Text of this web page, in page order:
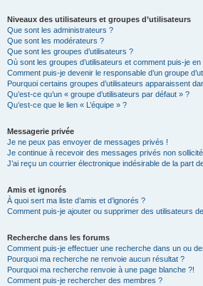
Niveaux des utilisateurs et groupes d’utilisateurs
Que sont les administrateurs ?
Que sont les modérateurs ?
Que sont les groupes d’utilisateurs ?
Où sont les groupes d’utilisateurs et comment puis-je
Comment puis-je devenir le responsable d’un groupe
Pourquoi certains groupes d’utilisateurs apparaissent
Qu’est-ce qu’un « groupe d’utilisateurs par défaut » ?
Qu’est-ce que le lien « L’équipe » ?
Messagerie privée
Je ne peux pas envoyer de messages privés !
Je continue à recevoir des messages privés non
J’ai reçu un courrier électronique indésirable de la part
Amis et ignorés
À quoi sert ma liste d’amis et d’ignorés ?
Comment puis-je ajouter ou supprimer des utilisateurs
Recherche dans les forums
Comment puis-je effectuer une recherche dans un ou
Pourquoi ma recherche ne renvoie aucun résultat ?
Pourquoi ma recherche renvoie à une page blanche ?!
Comment puis-je rechercher des membres ?